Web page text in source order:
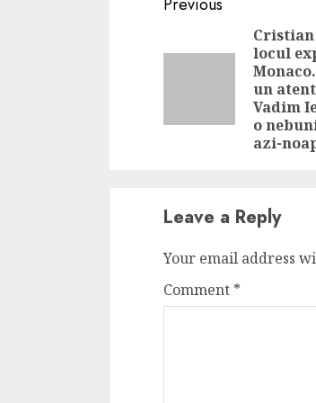
ReadingCristian
locul
un
Vadim
o
azi-
Leave a Reply
Your email address
Comment *